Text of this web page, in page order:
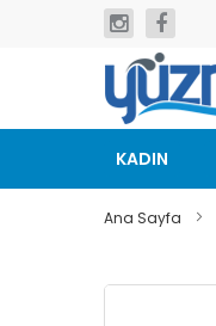
geç
KADIN
Ana Sayfa
Resim